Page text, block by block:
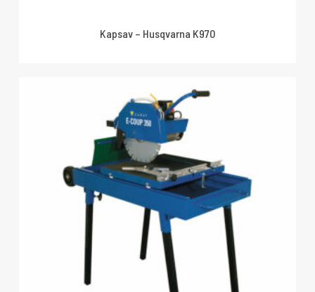
Kapsav – Husqvarna K970